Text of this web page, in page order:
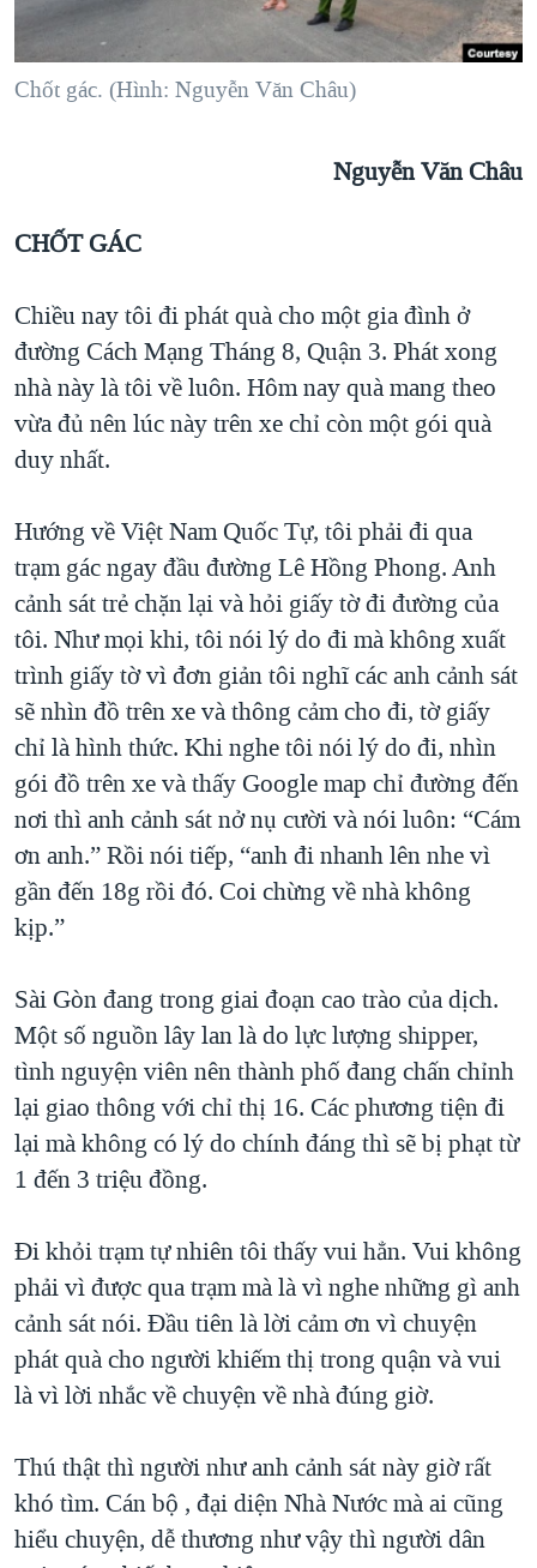
"Tìm"NGƯỜI VIỆT HẢI NGOẠI
ĐỜI SỐNG
VĂN HOÁ
GIÁO DỤC
HÀNH TRÌNH BẦU CỬ 2024
MỘT NĂM CHIẾN TRANH TẠI DẢI GAZA
CHI PHÍ CHIẾN TRANH AFGHANISTAN
CÁC GIÁ TRỊ CỘNG HÒA Ở VIỆT NAM
THƯỢNG ĐỈNH TRUMP-KIM TẠI VIỆT NAM
TRỊNH VĨNH BÌNH VS. CHÍNH PHỦ VIỆT NAM
BÊN KIA QUỐC LỘ: TIẾNG VỌNG TỪ NÔNG THÔN MỸ
QUAN HỆ VIỆT MỸ
VIDEO
NGHE
Ngôn ngữ khác
Chốt gác. (Hình: Nguyễn Văn Châu)
Nguyễn Văn Châu
CHỐT GÁC
Chiều nay tôi đi phát quà cho một gia đình ở
đường Cách Mạng Tháng 8, Quận 3. Phát xong
nhà này là tôi về luôn. Hôm nay quà mang theo
vừa đủ nên lúc này trên xe chỉ còn một gói quà
duy nhất.
Hướng về Việt Nam Quốc Tự, tôi phải đi qua
trạm gác ngay đầu đường Lê Hồng Phong. Anh
cảnh sát trẻ chặn lại và hỏi giấy tờ đi đường của
tôi. Như mọi khi, tôi nói lý do đi mà không xuất
trình giấy tờ vì đơn giản tôi nghĩ các anh cảnh sát
sẽ nhìn đồ trên xe và thông cảm cho đi, tờ giấy
chỉ là hình thức. Khi nghe tôi nói lý do đi, nhìn
gói đồ trên xe và thấy Google map chỉ đường đến
nơi thì anh cảnh sát nở nụ cười và nói luôn: “Cám
ơn anh.” Rồi nói tiếp, “anh đi nhanh lên nhe vì
gần đến 18g rồi đó. Coi chừng về nhà không
kịp.”
Sài Gòn đang trong giai đoạn cao trào của dịch.
Một số nguồn lây lan là do lực lượng shipper,
tình nguyện viên nên thành phố đang chấn chỉnh
lại giao thông với chỉ thị 16. Các phương tiện đi
lại mà không có lý do chính đáng thì sẽ bị phạt từ
1 đến 3 triệu đồng.
Đi khỏi trạm tự nhiên tôi thấy vui hẳn. Vui không
phải vì được qua trạm mà là vì nghe những gì anh
cảnh sát nói. Đầu tiên là lời cảm ơn vì chuyện
phát quà cho người khiếm thị trong quận và vui
là vì lời nhắc về chuyện về nhà đúng giờ.
Thú thật thì người như anh cảnh sát này giờ rất
khó tìm. Cán bộ , đại diện Nhà Nước mà ai cũng
hiểu chuyện, dễ thương như vậy thì người dân